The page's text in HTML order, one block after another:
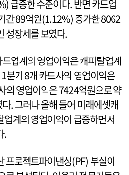
급증한 수준이다. 반면 카드업
간 89억원(1.12%) 증가한 8062
성장세를 보였다.
업계의 영업이익은 캐피탈업계
분기 8개 카드사의 영업이익은
의 영업이익은 7424억원으로 약
. 그러나 올해 들어 미래에셋캐
업계의 영업이익이 급증하면서
.
프로젝트파이낸싱(PF) 부실이